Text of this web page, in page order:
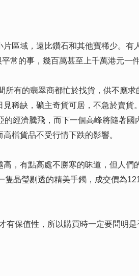
域，遠比鑽石和其他寶稀少。有
常的事，幾百萬甚至上千萬港元一
的翡翠商都忙於找貨，供不應求
稀缺，礦主奇貨可居，不急於賣貨
經濟騰飛，而下一個高峰將隨著
檔貨品不受行情下跌的影響。
有點高處不勝寒的昧道，但人們
晶瑩剔透的精美手鐲，成交價為
值性，所以購買時一定要問明是